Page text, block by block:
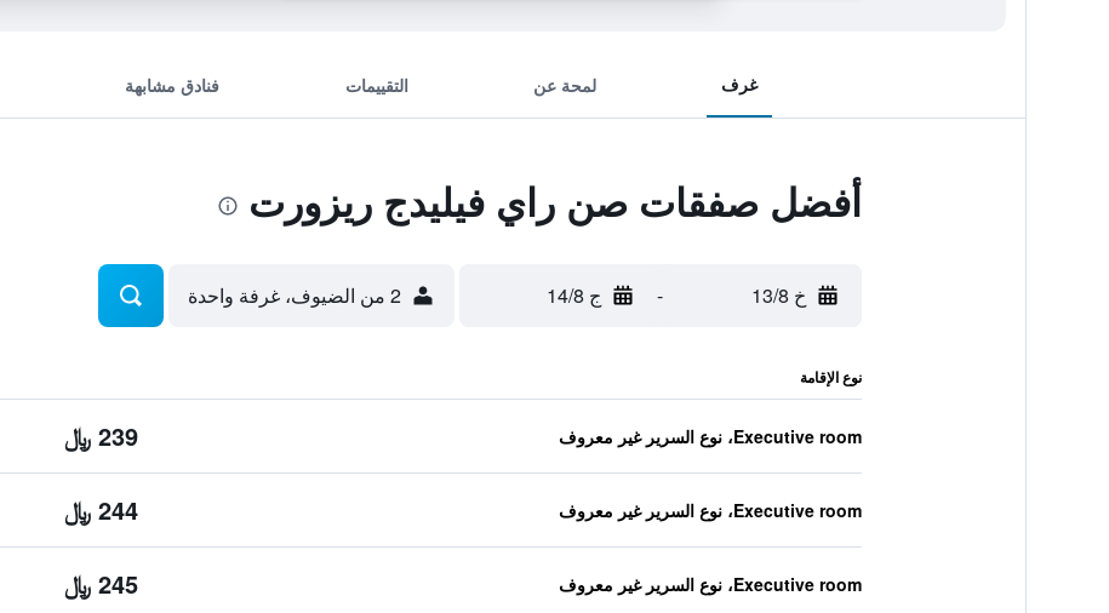
غرف لمحة عن التقييمات فنادق مشابهة
أفضل صفقات صن راي فيليدج ريزورت
خ 13/8 - ج 14/8 2 من الضيوف، غرفة واحدة
نوع الإقامة
Executive room، نوع السرير غير معروف 239 ﷼
Executive room، نوع السرير غير معروف 244 ﷼
Executive room، نوع السرير غير معروف 245 ﷼